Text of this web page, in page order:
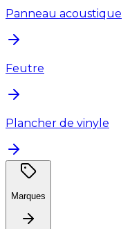
Panneau acoustique
Feutre
Plancher de vinyle
Marques